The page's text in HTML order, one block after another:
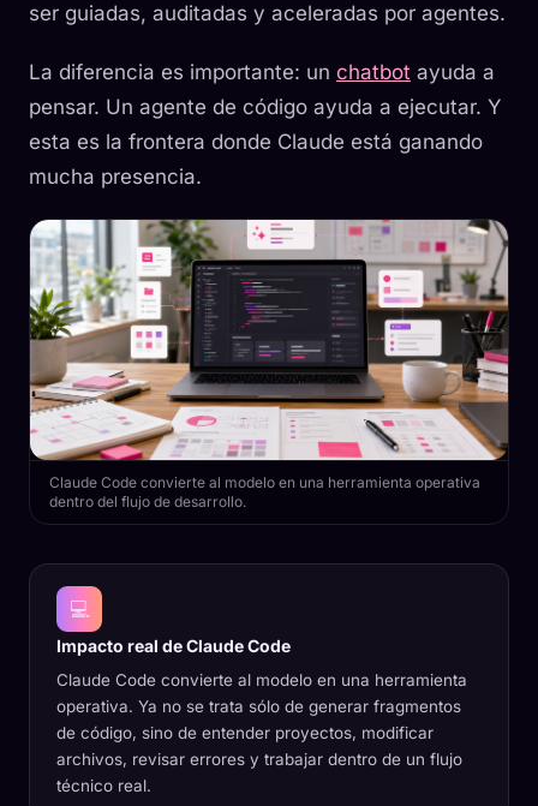
ser guiadas, auditadas y aceleradas por agentes.
La diferencia es importante: un chatbot ayuda a
pensar. Un agente de código ayuda a ejecutar. Y
esta es la frontera donde Claude está ganando
mucha presencia.
Claude Code convierte al modelo en una herramienta operativa
dentro del flujo de desarrollo.
💻
Impacto real de Claude Code
Claude Code convierte al modelo en una herramienta
operativa. Ya no se trata sólo de generar fragmentos
de código, sino de entender proyectos, modificar
archivos, revisar errores y trabajar dentro de un flujo
técnico real.